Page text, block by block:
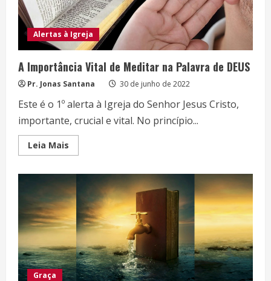
Alertas à Igreja
A Importância Vital de Meditar na Palavra de DEUS
Pr. Jonas Santana 30 de junho de 2022
Este é o 1º alerta à Igreja do Senhor Jesus Cristo,
importante, crucial e vital. No princípio...
Leia Mais
more
Importância
Vital
de
Meditar
na
Palavra
de
DEUS
Graça